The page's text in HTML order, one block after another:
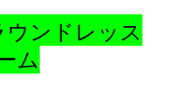
ウンドレッス
ム